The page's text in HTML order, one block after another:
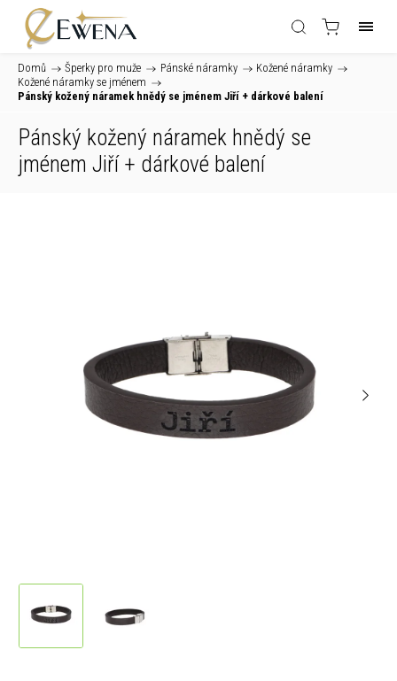
Domů / Šperky pro muže / Pánské náramky / Kožené náramky /
Kožené náramky se jménem /
Pánský kožený náramek hnědý se jménem Jiří + dárkové balení
Pánský kožený náramek hnědý se
jménem Jiří + dárkové balení